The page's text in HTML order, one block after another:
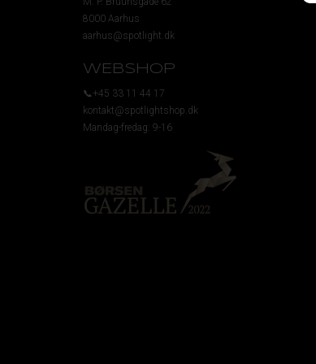
8000 Aarhus
aarhus@spotlight.dk
WEBSHOP
📞+45 33 11 44 17
kontakt@spotlightshop.dk
Mandag-fredag: 9-16